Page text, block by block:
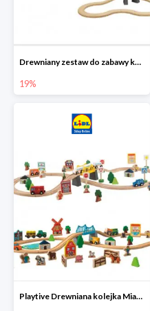
Drewniany zestaw do zabawy kolejką - farma i wiadukt
19%
Playtive Drewniana kolejka Miasto lub Farma